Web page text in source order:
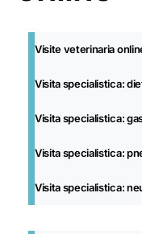
Visite veterinaria
Visita specialistica:
Visita specialistica:
Visita specialistica:
Visita specialistica: